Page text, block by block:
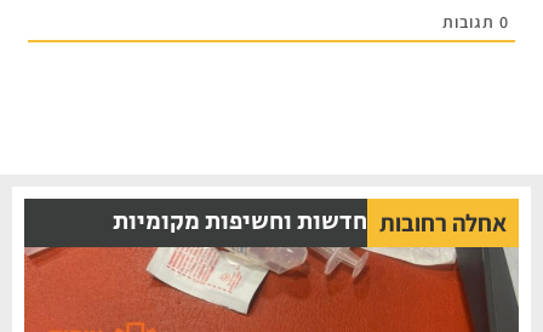
0תגובות
אחלה רחובות חדשות וחשיפות מקומיות